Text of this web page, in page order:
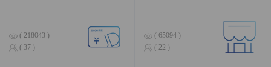
( 218043 )
( 37 )
( 65094 )
( 22 )